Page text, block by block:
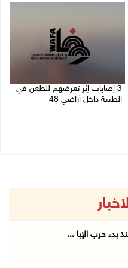
3 إصابات إثر تعرضهم للطعن في
الطيبة داخل أراضي 48